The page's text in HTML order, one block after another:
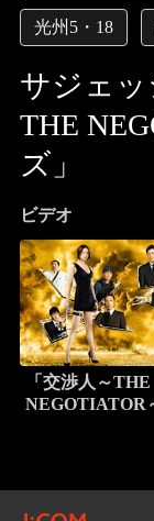
光州5・18
サジェッ
THE
ズ」
ビデオ
「交渉人～THE
NEGOTIATOR